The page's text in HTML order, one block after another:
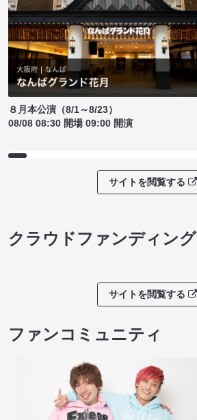
８月本公演（8/1～8/23）
08/08 08:30 開場 09:00 開演
サイトを閲覧する
クラウドファンディング
サイトを閲覧する
ファンコミュニティ